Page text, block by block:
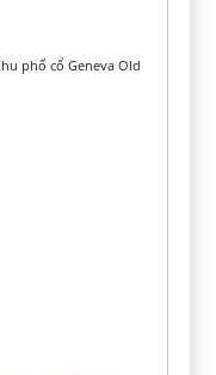
phố cổ Geneva Old